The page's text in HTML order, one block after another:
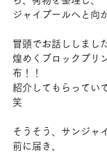
ジャイプールへと向
冒頭でお話ししまし
煌めくブロックプリ
布！！
紹介してもらってい
笑
そうそう、サンジャ
前に届き、